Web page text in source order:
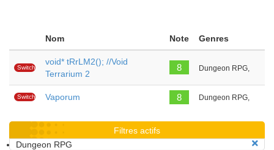
Nom Note Genres
Switch
void* tRrLM2(); //Void
Terrarium 2
8 Dungeon RPG,
Switch Vaporum 8 Dungeon RPG,
Filtres actifs
Dungeon RPG